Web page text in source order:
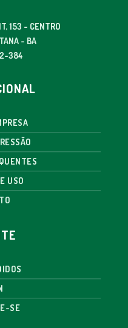
153 - CENTRO
- BA
384
USO
SE